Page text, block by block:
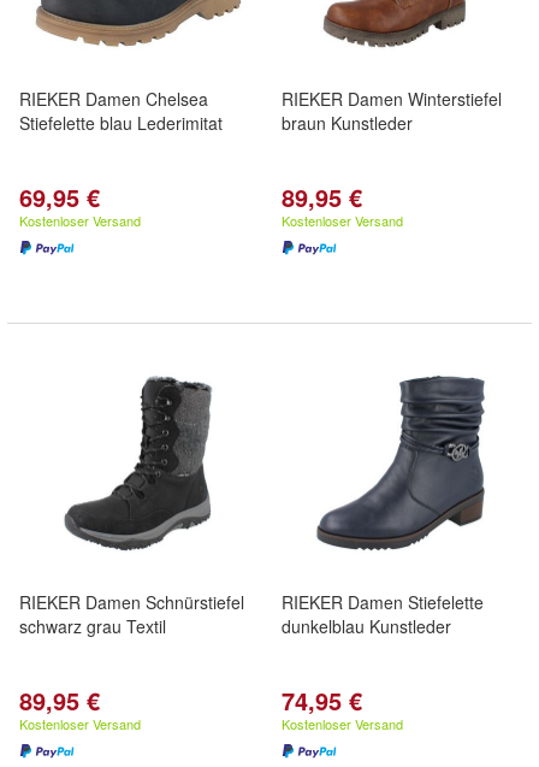
RIEKER Damen Chelsea
Stiefelette blau Lederimitat
69,95 €
Kostenloser Versand
RIEKER Damen Winterstiefel
braun Kunstleder
89,95 €
Kostenloser Versand
RIEKER Damen Schnürstiefel
schwarz grau Textil
89,95 €
Kostenloser Versand
RIEKER Damen Stiefelette
dunkelblau Kunstleder
74,95 €
Kostenloser Versand